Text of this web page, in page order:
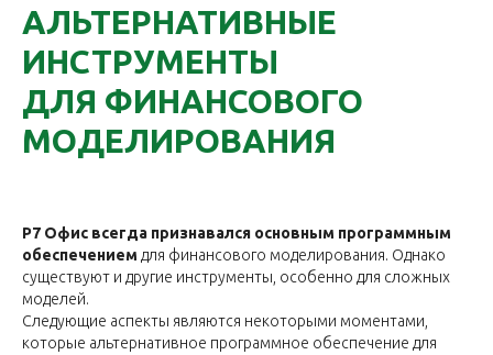
АЛЬТЕРНАТИВНЫЕ
ИНСТРУМЕНТЫ
ДЛЯ ФИНАНСОВОГО
МОДЕЛИРОВАНИЯ
Р7 Офис всегда признавался основным программным
обеспечением для финансового моделирования. Однако
существуют и другие инструменты, особенно для сложных
моделей.
Следующие аспекты являются некоторыми моментами,
которые альтернативное программное обеспечение для